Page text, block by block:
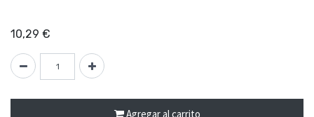
10,29 €
Agregar al carrito